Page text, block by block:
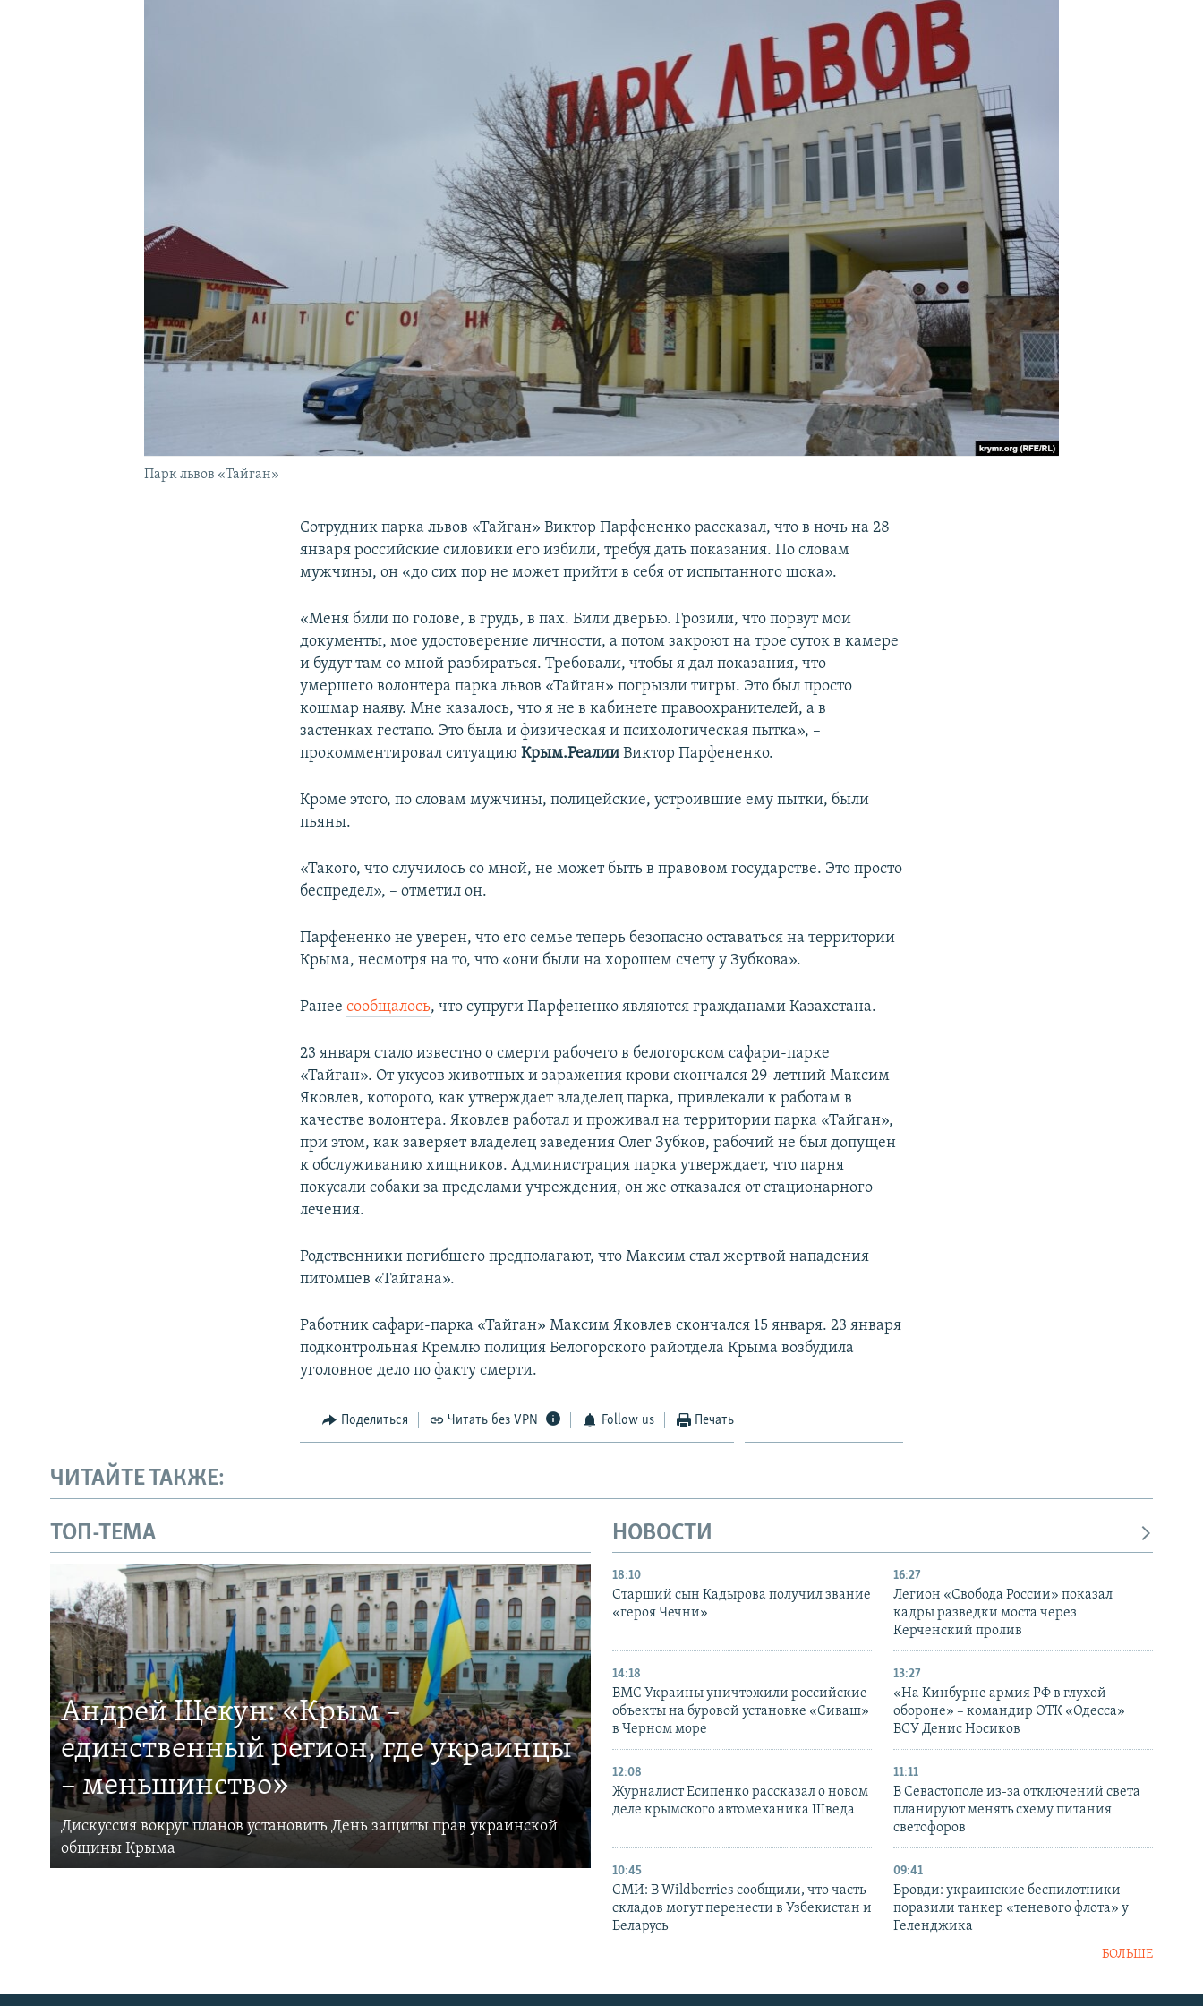
Парк львов «Тайган»
Сотрудник парка львов «Тайган» Виктор Парфененко рассказал, что в ночь на 28
января российские силовики его избили, требуя дать показания. По словам
мужчины, он «до сих пор не может прийти в себя от испытанного шока».
«Меня били по голове, в грудь, в пах. Били дверью. Грозили, что порвут мои
документы, мое удостоверение личности, а потом закроют на трое суток в камере
и будут там со мной разбираться. Требовали, чтобы я дал показания, что
умершего волонтера парка львов «Тайган» погрызли тигры. Это был просто
кошмар наяву. Мне казалось, что я не в кабинете правоохранителей, а в
застенках гестапо. Это была и физическая и психологическая пытка», –
прокомментировал ситуациюКрым.Реалии Виктор Парфененко.
Кроме этого, по словам мужчины, полицейские, устроившие ему пытки, были
пьяны.
«Такого, что случилось со мной, не может быть в правовом государстве. Это просто
беспредел», – отметил он.
Парфененко не уверен, что его семье теперь безопасно оставаться на территории
Крыма, несмотря на то, что «они были на хорошем счету у Зубкова».
Ранеесообщалось, что супруги Парфененко являются гражданами Казахстана.
23 января стало известно о смерти рабочего в белогорском сафари-парке
«Тайган». От укусов животных и заражения крови скончался 29-летний Максим
Яковлев, которого, как утверждает владелец парка, привлекали к работам в
качестве волонтера. Яковлев работал и проживал на территории парка «Тайган»,
при этом, как заверяет владелец заведения Олег Зубков, рабочий не был допущен
к обслуживанию хищников. Администрация парка утверждает, что парня
покусали собаки за пределами учреждения, он же отказался от стационарного
лечения.
Родственники погибшего предполагают, что Максим стал жертвой нападения
питомцев «Тайгана».
Работник сафари-парка «Тайган» Максим Яковлев скончался 15 января. 23 января
подконтрольная Кремлю полиция Белогорского райотдела Крыма возбудила
уголовное дело по факту смерти.
Поделиться Читать без VPN Follow us Печать
ЧИТАЙТЕ ТАКЖЕ:
ТОП-ТЕМА
Андрей Щекун: «Крым –
единственный регион, где украинцы
– меньшинство»
Дискуссия вокруг планов установить День защиты прав украинской
общины Крыма
НОВОСТИ
18:10
Старший сын Кадырова получил звание
«героя Чечни»
16:27
Легион «Свобода России» показал
кадры разведки моста через
Керченский пролив
14:18
ВМС Украины уничтожили российские
объекты на буровой установке «Сиваш»
в Черном море
13:27
«На Кинбурне армия РФ в глухой
обороне» – командир ОТК «Одесса»
ВСУ Денис Носиков
12:08
Журналист Есипенко рассказал о новом
деле крымского автомеханика Шведа
11:11
В Севастополе из-за отключений света
планируют менять схему питания
светофоров
10:45
СМИ: В Wildberries сообщили, что часть
складов могут перенести в Узбекистан и
Беларусь
09:41
Бровди: украинские беспилотники
поразили танкер «теневого флота» у
Геленджика
БОЛЬШЕ